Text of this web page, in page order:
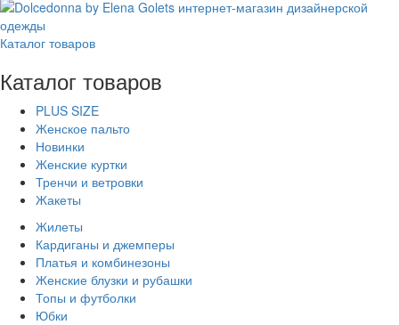
Каталог товаров
Каталог товаров
PLUS SIZE
Женское пальто
Новинки
Женские куртки
Тренчи и ветровки
Жакеты
Жилеты
Кардиганы и джемперы
Платья и комбинезоны
Женские блузки и рубашки
Топы и футболки
Юбки